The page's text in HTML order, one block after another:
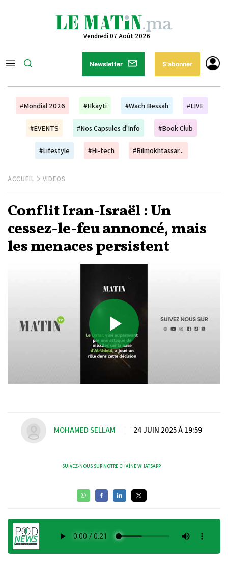
Vendredi 07 Août 2026
Newsletter S'abonner
#Mondial 2026 #Hkayti #Wach Bessah #LIVE
#EVENTS #Nos Capsules d'Info #Book Club
#Lifestyle #Hi-tech #Bilmokhtassar...
ACCUEIL VIDEOS
Conflit Iran-Israël : Un
cessez-le-feu annoncé, mais
les menaces persistent
Play
MOHAMED SELLAM 24 JUIN 2025 À 19:59
SUIVEZ-NOUS SUR NOTRE CHAÎNE WHATSAPP